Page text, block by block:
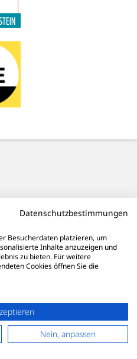
Datenschutzbestimmungen
Besucherdaten platzieren, um
Inhalte anzuzeigen und
zu bieten. Für weitere
Cookies öffnen Sie die
Nein, anpassen